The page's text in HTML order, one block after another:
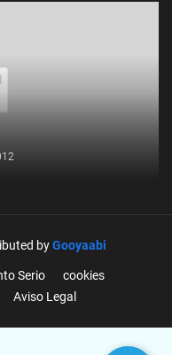
byGooyaabi
Serio
cookies
Aviso Legal